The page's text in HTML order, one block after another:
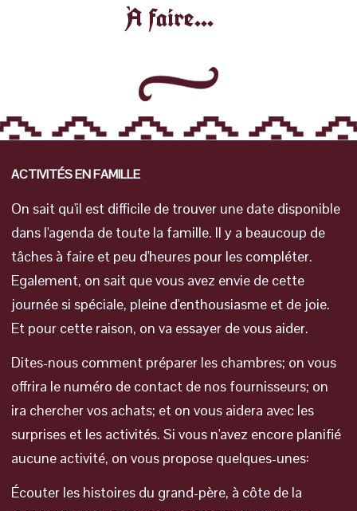
À faire...
ACTIVITÉS EN FAMILLE
On sait qu'il est difficile de trouver une date disponible
dans l'agenda de toute la famille. Il y a beaucoup de
tâches à faire et peu d'heures pour les compléter.
Egalement, on sait que vous avez envie de cette
journée si spéciale, pleine d'enthousiasme et de joie.
Et pour cette raison, on va essayer de vous aider.
Dites-nous comment préparer les chambres; on vous
offrira le numéro de contact de nos fournisseurs; on
ira chercher vos achats; et on vous aidera avec les
surprises et les activités. Si vous n'avez encore planifié
aucune activité, on vous propose quelques-unes:
Écouter les histoires du grand-père, à côte de la